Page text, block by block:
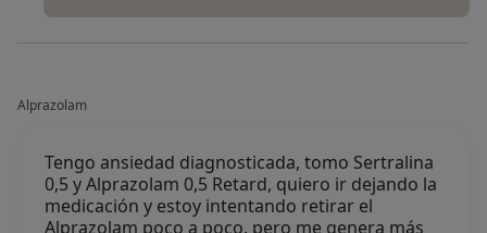
Alprazolam
Tengo ansiedad diagnosticada, tomo Sertralina
0,5 y Alprazolam 0,5 Retard, quiero ir dejando la
medicación y estoy intentando retirar el
Alprazolam poco a poco, pero me genera más